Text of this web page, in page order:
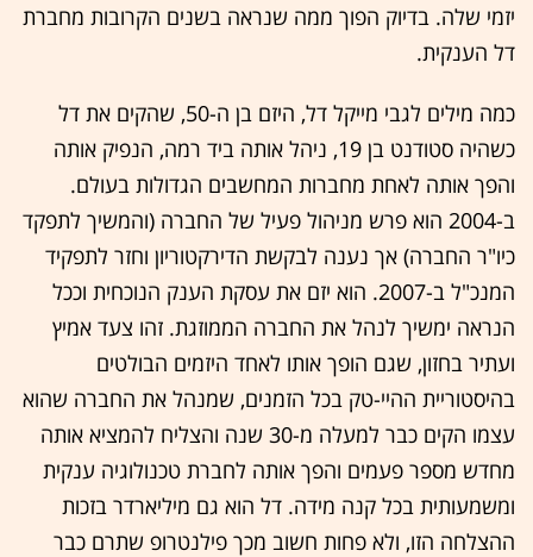
יזמי שלה. בדיוק הפוך ממה שנראה בשנים הקרובות מחברת
דל הענקית.
כמה מילים לגבי מייקל דל, היזם בן ה-50, שהקים את דל
כשהיה סטודנט בן 19, ניהל אותה ביד רמה, הנפיק אותה
והפך אותה לאחת מחברות המחשבים הגדולות בעולם.
ב-2004 הוא פרש מניהול פעיל של החברה (והמשיך לתפקד
כיו"ר החברה) אך נענה לבקשת הדירקטוריון וחזר לתפקיד
המנכ"ל ב-2007. הוא יזם את עסקת הענק הנוכחית וככל
הנראה ימשיך לנהל את החברה הממוזגת. זהו צעד אמיץ
ועתיר בחזון, שגם הופך אותו לאחד היזמים הבולטים
בהיסטוריית ההיי-טק בכל הזמנים, שמנהל את החברה שהוא
עצמו הקים כבר למעלה מ-30 שנה והצליח להמציא אותה
מחדש מספר פעמים והפך אותה לחברת טכנולוגיה ענקית
ומשמעותית בכל קנה מידה. דל הוא גם מיליארדר בזכות
ההצלחה הזו, ולא פחות חשוב מכך פילנטרופ שתרם כבר